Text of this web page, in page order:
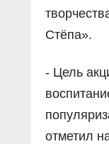
Стёпа».
- Цель
отметил